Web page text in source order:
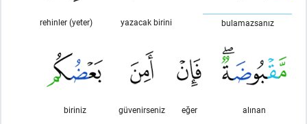
bulamazsanız
yazacak birini
rehinler (yeter)
alınan
eğer
güvenirseniz
biriniz